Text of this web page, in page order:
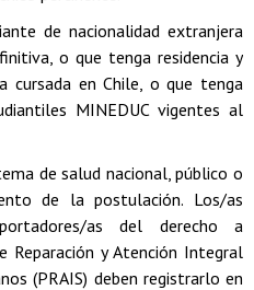
de nacionalidad extranjera
o que tenga residencia y
cursada en Chile, o que tenga
MINEDUC vigentes al
de salud nacional, público o
de la postulación. Los/as
as del derecho a
Reparación y Atención Integral
(PRAIS) deben registrarlo en